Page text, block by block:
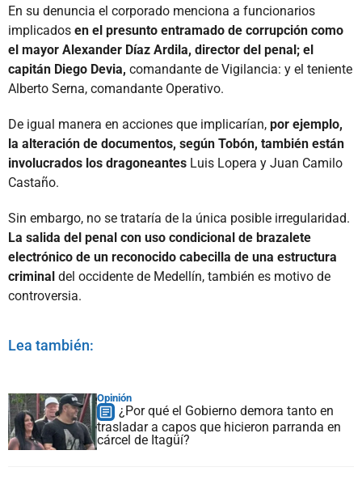
En su denuncia el corporado menciona a funcionarios
implicados en el presunto entramado de corrupción como
el mayor Alexander Díaz Ardila, director del penal; el
capitán Diego Devia, comandante de Vigilancia: y el teniente
Alberto Serna, comandante Operativo.
De igual manera en acciones que implicarían, por ejemplo,
la alteración de documentos, según Tobón, también están
involucrados los dragoneantes Luis Lopera y Juan Camilo
Castaño.
Sin embargo, no se trataría de la única posible irregularidad.
La salida del penal con uso condicional de brazalete
electrónico de un reconocido cabecilla de una estructura
criminal del occidente de Medellín, también es motivo de
controversia.
Lea también:
Opinión
¿Por qué el Gobierno demora tanto en
trasladar a capos que hicieron parranda en
cárcel de Itagüí?